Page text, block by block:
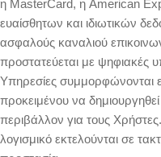
η MasterCard, η American
ευαίσθητων και ιδιωτικών
ασφαλούς καναλιού
προστατεύεται με ψηφιακές
Υπηρεσίες συμμορφώνονται
προκειμένου να
περιβάλλον για τους
λογισμικό εκτελούνται σε